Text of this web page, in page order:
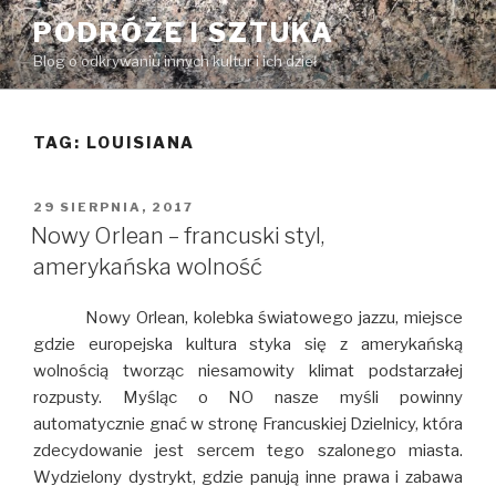
Przeskocz
do
treści
PODRÓŻE I SZTUKA
Blog o odkrywaniu innych kultur i ich dzieł
TAG: LOUISIANA
OPUBLIKOWANE
W
29 SIERPNIA, 2017
Nowy Orlean – francuski styl,
amerykańska wolność
Nowy Orlean, kolebka światowego jazzu, miejsce
gdzie europejska kultura styka się z amerykańską
wolnością tworząc niesamowity klimat podstarzałej
rozpusty. Myśląc o NO nasze myśli powinny
automatycznie gnać w stronę Francuskiej Dzielnicy, która
zdecydowanie jest sercem tego szalonego miasta.
Wydzielony dystrykt, gdzie panują inne prawa i zabawa